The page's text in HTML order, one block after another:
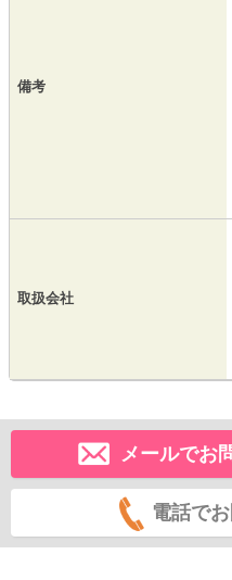
備考
取扱会社
メールでお
電話で